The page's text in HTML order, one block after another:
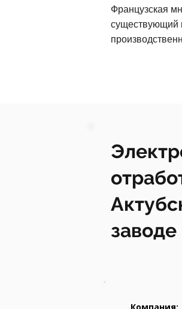
Французская
существующий
заводе